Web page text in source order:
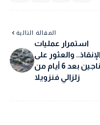
المقالة التالية
استمرار عمليات
الإنقاذ.. والعثور على
ناجين بعد 6 أيام من
زلزالي فنزويلا